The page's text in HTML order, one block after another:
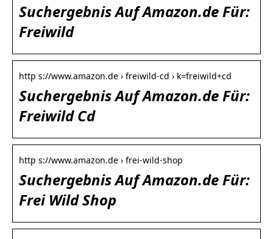
Suchergebnis Auf Amazon.de Für:
Freiwild
http s://www.amazon.de › freiwild-cd › k=freiwild+cd
Suchergebnis Auf Amazon.de Für:
Freiwild Cd
http s://www.amazon.de › frei-wild-shop
Suchergebnis Auf Amazon.de Für:
Frei Wild Shop